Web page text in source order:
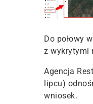
Do połowy
z wykrytymi
Agencja
lipcu)
wniosek.